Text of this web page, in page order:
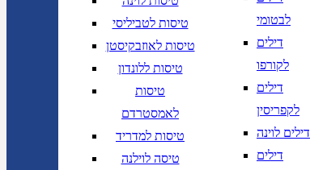
טיסות לטביליסי
טיסות לאוזבקיסטן
טיסות ללונדון
טיסות
לאמסטרדם
טיסות למדריד
טיסה לוילנה
לבטומי
דילים
לקורפו
דילים
לקפריסין
דילים לוינה
דילים